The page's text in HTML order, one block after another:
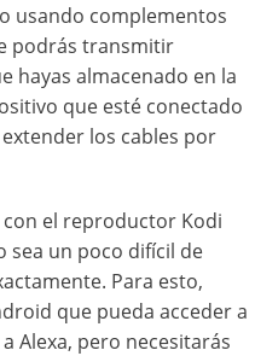
usando complementos
podrás transmitir
hayas almacenado en la
que esté conectado
los cables por
el reproductor Kodi
sea un poco difícil de
Para esto,
que pueda acceder a
Alexa, pero necesitarás